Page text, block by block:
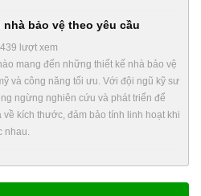
bảo vệ theo yêu cầu
lượt xem
mang đến những thiết kế nhà bảo vệ
và công năng tối ưu. Với đội ngũ kỹ sư
ngừng nghiên cứu và phát triển để
kích thước, đảm bảo tính linh hoạt khi
nhau.